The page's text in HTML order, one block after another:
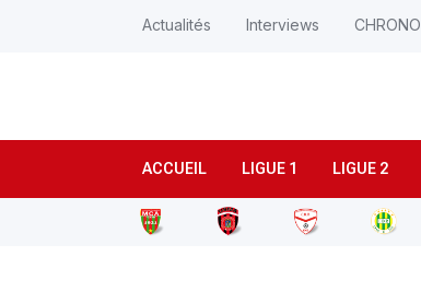
ACCUEIL LIGUE 1 LIGUE 2
Actualités Interviews CHRONO